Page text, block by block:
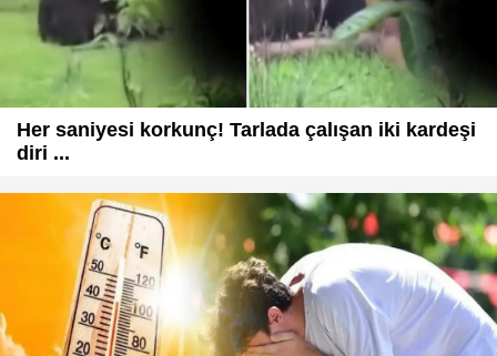
Her saniyesi korkunç! Tarlada çalışan iki kardeşi
diri ...